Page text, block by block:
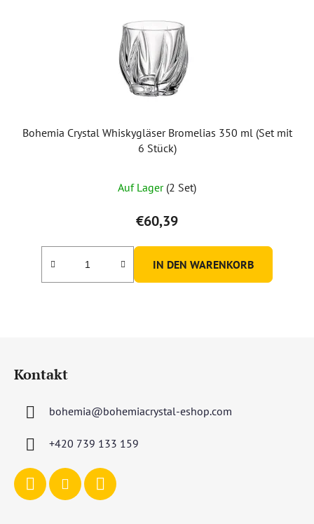
Bohemia Crystal Whiskygläser Bromelias 350 ml (Set mit
6 Stück)
Auf Lager (2 Set)
€60,39
IN DEN WARENKORB
Kontakt
bohemia@bohemiacrystal-eshop.com
+420 739 133 159